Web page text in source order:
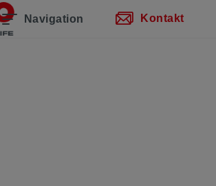
Navigation Kontakt